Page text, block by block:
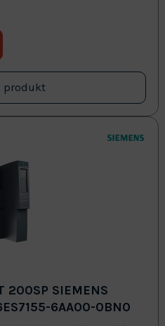
produkt
200SP SIEMENS
6AA00-0BN0